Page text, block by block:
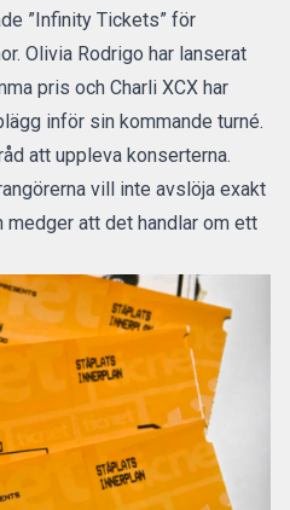
”Infinity Tickets” för
Olivia Rodrigo har lanserat
pris och Charli XCX har
inför sin kommande turné.
att uppleva konserterna.
vill inte avslöja exakt
medger att det handlar om ett